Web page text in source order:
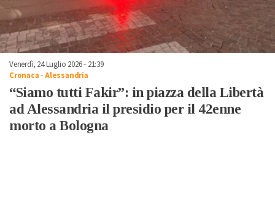
Venerdì, 24 Luglio 2026 - 21:39
Cronaca-Alessandria
“Siamo tutti Fakir”: in piazza della Libertà
ad Alessandria il presidio per il 42enne
morto a Bologna